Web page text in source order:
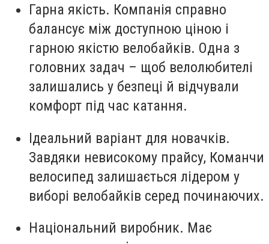
Гарна якість. Компанія справно
балансує між доступною ціною і
гарною якістю велобайків. Одна з
головних задач – щоб велолюбителі
залишались у безпеці й відчували
комфорт під час катання.
Ідеальний варіант для новачків.
Завдяки невисокому прайсу, Команчи
велосипед залишається лідером у
виборі велобайків серед починаючих.
Національний виробник. Має